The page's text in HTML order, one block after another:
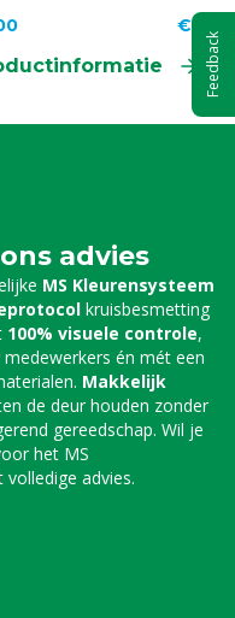
€
advies
MS Kleurensysteem
kruisbesmetting
100% visuele controle,
én mét een
Makkelijk
de deur houden zonder
gereedschap. Wil je
het MS
volledige advies.
Feedback